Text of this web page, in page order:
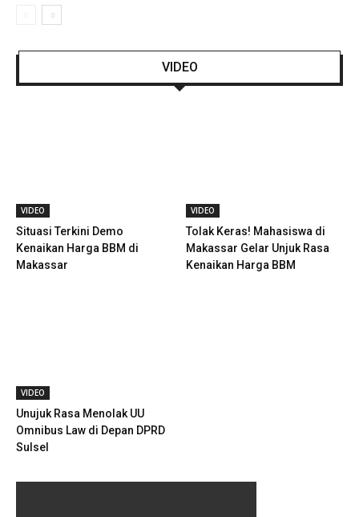
VIDEO
VIDEO
Situasi Terkini Demo
Kenaikan Harga BBM di
Makassar
VIDEO
Tolak Keras! Mahasiswa di
Makassar Gelar Unjuk Rasa
Kenaikan Harga BBM
VIDEO
Unujuk Rasa Menolak UU
Omnibus Law di Depan DPRD
Sulsel